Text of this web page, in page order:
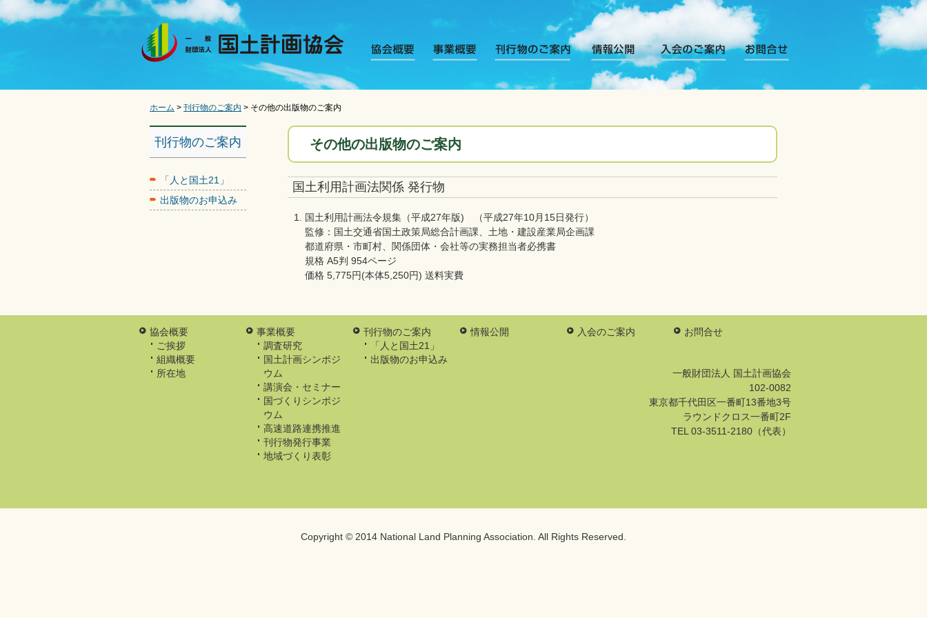
ホーム > 刊行物のご案内 > その他の出版物のご案内
刊行物のご案内
「人と国土21」
出版物のお申込み
その他の出版物のご案内
国土利用計画法関係 発行物
国土利用計画法令規集（平成27年版) （平成27年10月15日発行）
監修：国土交通省国土政策局総合計画課、土地・建設産業局企画課
都道府県・市町村、関係団体・会社等の実務担当者必携書
規格 A5判 954ページ
価格 5,775円(本体5,250円) 送料実費
協会概要
ご挨拶
組織概要
所在地
事業概要
調査研究
国土計画シンポジ
ウム
講演会・セミナー
国づくりシンポジ
ウム
高速道路連携推進
刊行物発行事業
地域づくり表彰
刊行物のご案内
「人と国土21」
出版物のお申込み
情報公開 入会のご案内 お問合せ
一般財団法人 国土計画協会
102-0082
東京都千代田区一番町13番地3号
ラウンドクロス一番町2F
TEL 03-3511-2180（代表）
Copyright © 2014 National Land Planning Association. All Rights Reserved.